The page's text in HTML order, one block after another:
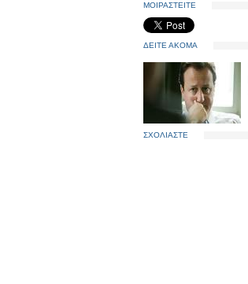
ΜΟΙΡΑΣΤΕΙΤΕ
ΔΕΙΤΕ ΑΚΟΜΑ
ΣΧΟΛΙΑΣΤΕ